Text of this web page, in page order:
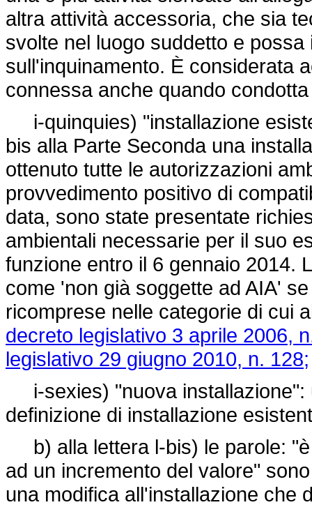
altra attività accessoria, che sia
svolte nel luogo suddetto e
sull'inquinamento. È considerata
connessa anche quando
i-quinquies) "installazione
bis alla Parte Seconda una
ottenuto tutte le autorizzazioni
provvedimento positivo di
data, sono state presentate
ambientali necessarie per il suo
funzione entro il 6 gennaio 2014.
come 'non già soggette ad AIA'
ricomprese nelle categorie di cui
decreto legislativo 3 aprile 2006,
legislativo 29 giugno 2010, n. 128;
i-sexies) "nuova installazione":
definizione di installazione
b) alla lettera l-bis) le parole:
ad un incremento del valore"
una modifica all'installazione che